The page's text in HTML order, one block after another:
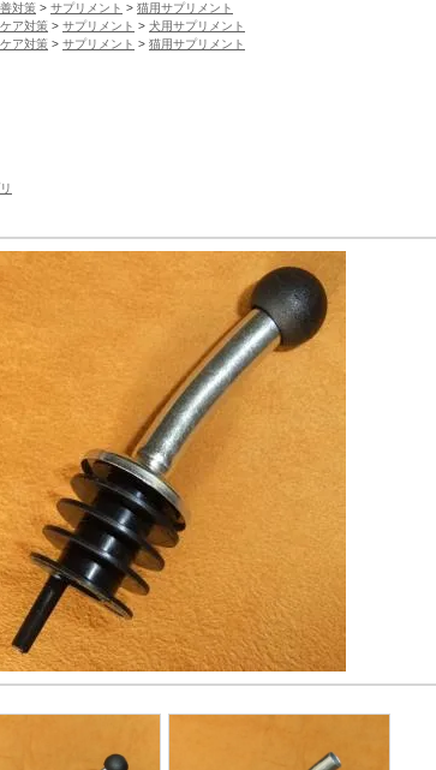
対策 > サプリメント > 猫用サプリメント
ア対策 > サプリメント > 犬用サプリメント
ア対策 > サプリメント > 猫用サプリメント